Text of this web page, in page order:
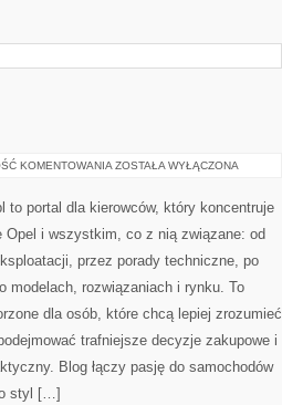
KOMENTOWANIA TUNING
ZOSTAŁA WYŁĄCZONA
to portal dla kierowców, który koncentruje
Opel i wszystkim, co z nią związane: od
przez porady techniczne, po
modelach, rozwiązaniach i rynku. To
dla osób, które chcą lepiej zrozumieć
trafniejsze decyzje zakupowe i
Blog łączy pasję do samochodów
styl […]